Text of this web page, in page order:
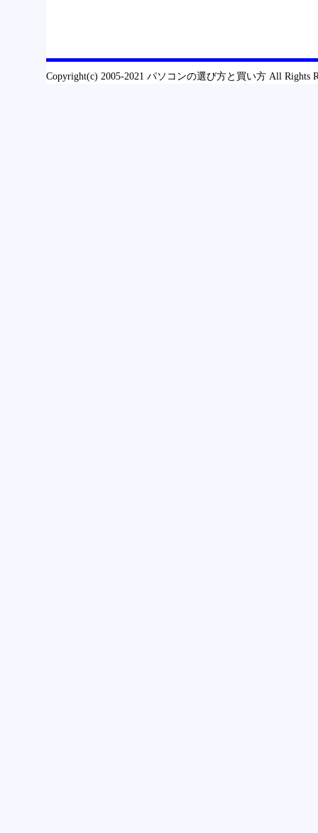
Copyright(c) 2005-2021 パソコンの選び方と買い方 All Rights